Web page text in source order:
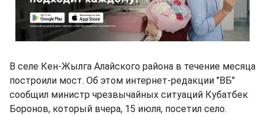
В селе Кен-Жылга Алайского района в течение месяца
построили мост. Об этом интернет-редакции "ВБ"
сообщил министр чрезвычайных ситуаций Кубатбек
Боронов, который вчера, 15 июля, посетил село.